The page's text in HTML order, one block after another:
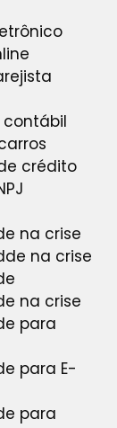
crédito
na crise
na crise
na crise
para
para E-
para